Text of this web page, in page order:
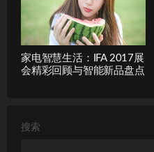
家电智慧生活：IFA 2017展
会精彩回顾与智能新品盘点
搜索